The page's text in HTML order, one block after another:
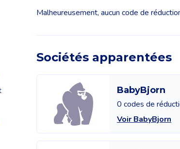
Malheureusement, aucun code de
Sociétés apparentées
BabyBjorn
0 codes de
Voir BabyBjorn